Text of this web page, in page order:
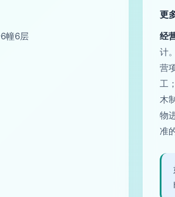
幢6层
更
经
计
营
工
木
物
准